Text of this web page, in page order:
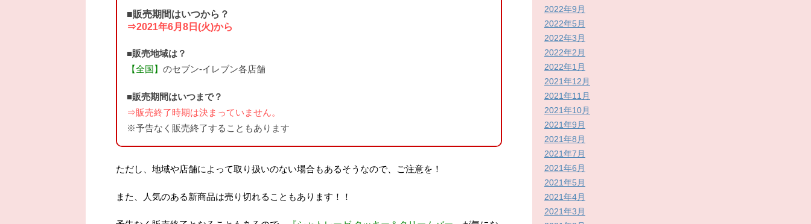
■販売期間はいつから？
⇒2021年6月8日(火)から
■販売地域は？
【全国】 のセブン-イレブン各店舗
■販売期間はいつまで？
⇒販売終了時期は決まっていません。
※予告なく販売終了することもあります
ただし、地域や店舗によって取り扱いのない場合もあるそうなので、ご注意を！
また、人気のある新商品は売り切れることもあります！！
2022年9月
2022年5月
2022年3月
2022年2月
2022年1月
2021年12月
2021年11月
2021年10月
2021年9月
2021年8月
2021年7月
2021年6月
2021年5月
2021年4月
2021年3月